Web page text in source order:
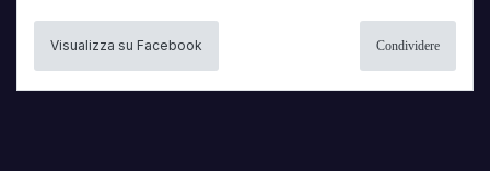
Visualizza su Facebook Condividere